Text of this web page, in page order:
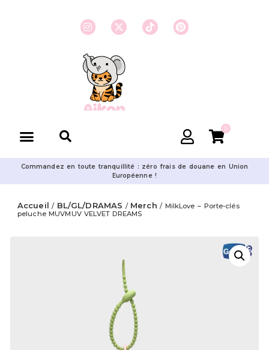
0
Commandez en toute tranquillité : zéro frais de douane en Union
Européenne !
Accueil / BL/GL/DRAMAS / Merch / MilkLove – Porte-clés
peluche MUVMUV VELVET DREAMS